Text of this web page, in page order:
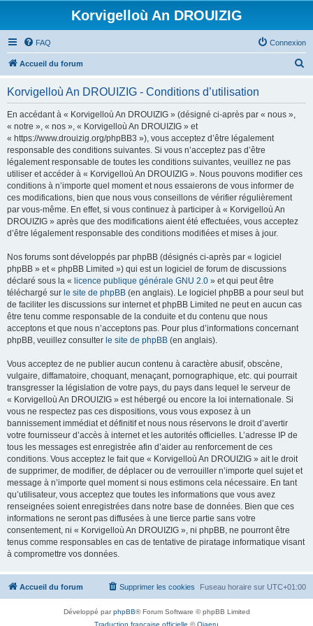
Korvigelloù An DROUIZIG
FAQ Connexion
Accueil du forum
Korvigelloù An DROUIZIG - Conditions d’utilisation
En accédant à « Korvigelloù An DROUIZIG » (désigné ci-après par « nous »,
« notre », « nos », « Korvigelloù An DROUIZIG » et
« https://www.drouizig.org/phpBB3 »), vous acceptez d’être légalement
responsable des conditions suivantes. Si vous n’acceptez pas d’être
légalement responsable de toutes les conditions suivantes, veuillez ne pas
utiliser et accéder à « Korvigelloù An DROUIZIG ». Nous pouvons modifier ces
conditions à n’importe quel moment et nous essaierons de vous informer de
ces modifications, bien que nous vous conseillons de vérifier régulièrement
par vous-même. En effet, si vous continuez à participer à « Korvigelloù An
DROUIZIG » après que des modifications aient été effectuées, vous acceptez
d’être légalement responsable des conditions modifiées et mises à jour.
Nos forums sont développés par phpBB (désignés ci-après par « logiciel
phpBB » et « phpBB Limited ») qui est un logiciel de forum de discussions
déclaré sous la « licence publique générale GNU 2.0 » et qui peut être
téléchargé sur le site de phpBB (en anglais). Le logiciel phpBB a pour seul but
de faciliter les discussions sur internet et phpBB Limited ne peut en aucun cas
être tenu comme responsable de la conduite et du contenu que nous
acceptons et que nous n’acceptons pas. Pour plus d’informations concernant
phpBB, veuillez consulter le site de phpBB (en anglais).
Vous acceptez de ne publier aucun contenu à caractère abusif, obscène,
vulgaire, diffamatoire, choquant, menaçant, pornographique, etc. qui pourrait
transgresser la législation de votre pays, du pays dans lequel le serveur de
« Korvigelloù An DROUIZIG » est hébergé ou encore la loi internationale. Si
vous ne respectez pas ces dispositions, vous vous exposez à un
bannissement immédiat et définitif et nous nous réservons le droit d’avertir
votre fournisseur d’accès à internet et les autorités officielles. L’adresse IP de
tous les messages est enregistrée afin d’aider au renforcement de ces
conditions. Vous acceptez le fait que « Korvigelloù An DROUIZIG » ait le droit
de supprimer, de modifier, de déplacer ou de verrouiller n’importe quel sujet et
message à n’importe quel moment si nous estimons cela nécessaire. En tant
qu’utilisateur, vous acceptez que toutes les informations que vous avez
renseignées soient enregistrées dans notre base de données. Bien que ces
informations ne seront pas diffusées à une tierce partie sans votre
consentement, ni « Korvigelloù An DROUIZIG », ni phpBB, ne pourront être
tenus comme responsables en cas de tentative de piratage informatique visant
à compromettre vos données.
Accueil du forum Fuseau horaire sur UTC+01:00
Supprimer les cookies
Développé parphpBB® Forum Software © phpBB Limited
Traduction française officielle ©Qiaeru